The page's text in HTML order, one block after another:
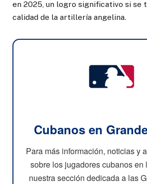
en 2025, un logro significativo si se
calidad de la artillería angelina.
Cubanos en
Para más información, noticias y
sobre los jugadores cubanos en
nuestra sección dedicada a las